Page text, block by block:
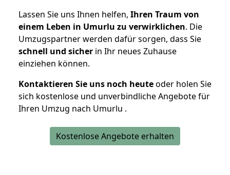
Lassen Sie uns Ihnen helfen, Ihren Traum von
einem Leben in Umurlu zu verwirklichen. Die
Umzugspartner werden dafür sorgen, dass Sie
schnell und sicher in Ihr neues Zuhause
einziehen können.
Kontaktieren Sie uns noch heuteoder holen Sie
sich kostenlose und unverbindliche Angebote für
Ihren Umzug nach Umurlu .
Kostenlose Angebote erhalten